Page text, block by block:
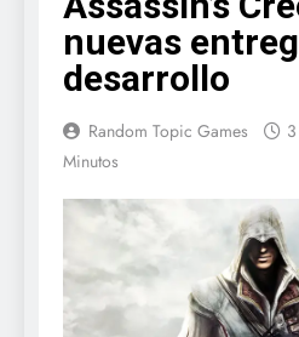
nuevas
desarrollo
Random Topic Games
Minutos